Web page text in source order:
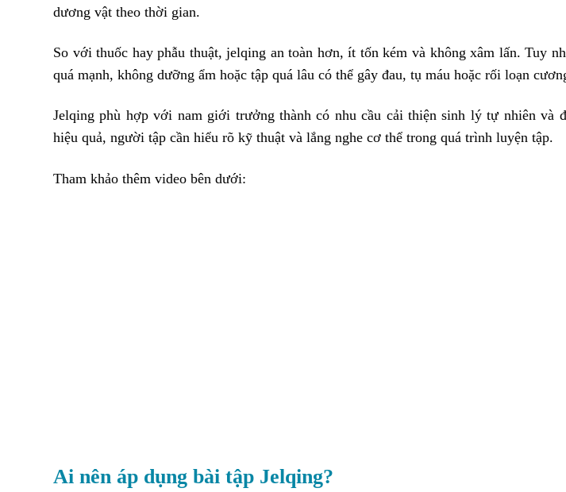
dương vật theo thời gian.
So với thuốc hay phẫu thuật, jelqing an toàn hơn, ít tốn kém và không xâm lấn. Tuy
quá mạnh, không dưỡng ẩm hoặc tập quá lâu có thể gây đau, tụ máu hoặc rối loạn
Jelqing phù hợp với nam giới trưởng thành có nhu cầu cải thiện sinh lý tự nhiên và
hiệu quả, người tập cần hiểu rõ kỹ thuật và lắng nghe cơ thể trong quá trình luyện tập.
Tham khảo thêm video bên dưới:
Ai nên áp dụng bài tập Jelqing?